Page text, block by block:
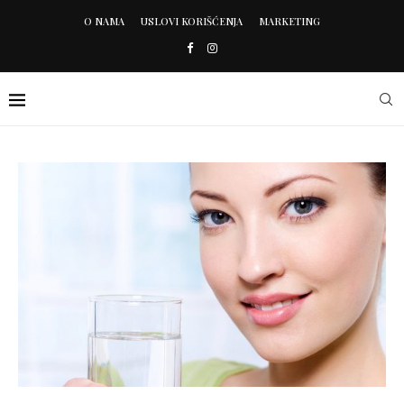
O NAMA USLOVI KORIŠĆENJA MARKETING